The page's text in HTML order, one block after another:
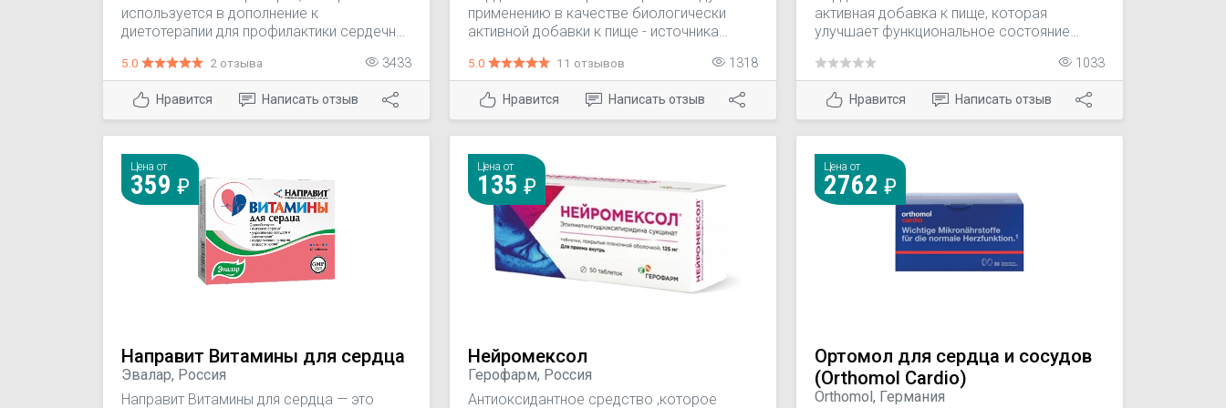
используется в дополнение к
диетотерапии для профилактики сердечно-
атеросклероза; коррекция диеты при
наличии факторов риска ИБС (АГ,
ожирение, гиперлипидемия); нарушение
обмена липидов (сахарный диабет,
недостаточность функции печени,
гиперхолестеринемия,
гипергомоцистеинемия, ожирение);
реабилитация после инфаркта миокарда,
инсульта; предупреждение развития
ожирения у взрослых и лиц пожилого
5.0 2 отзыва 3433
Нравится Написать отзыв
применению в качестве биологически
активной добавки к пище - источника
укрепления сердечной мышцы и сосудов.
5.0 11 отзывов 1318
Нравится Написать отзыв
активная добавка к пище, которая
улучшает функциональное состояние
способствует поддержанию в норме
уровня холестерина, поддерживает тонус
сосудистой системы.
1033
Нравится Написать отзыв
Цена от
359
Направит Витамины для сердца
Эвалар, Россия
Направит Витамины для сердца — это
Цена от
135
Нейромексол
Герофарм, Россия
Антиоксидантное средство ,которое
Цена от
2762
Ортомол для сердца и сосудов
(Orthomol Cardio)
Orthomol, Германия